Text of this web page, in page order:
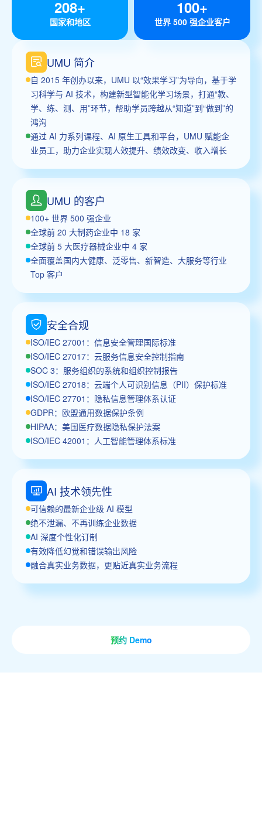
208+
国家和地区
100+
世界 500 强企业客户
UMU 简介
自 2015 年创办以来，UMU 以“效果学习”为导向，基于学
习科学与 AI 技术，构建新型智能化学习场景，打通“教、
学、练、测、用”环节，帮助学员跨越从“知道”到“做到”的
鸿沟
通过 AI 力系列课程、AI 原生工具和平台，UMU 赋能企
业员工，助力企业实现人效提升、绩效改变、收入增长
UMU 的客户
100+ 世界 500 强企业
全球前 20 大制药企业中 18 家
全球前 5 大医疗器械企业中 4 家
全面覆盖国内大健康、泛零售、新智造、大服务等行业
Top 客户
安全合规
ISO/IEC 27001：信息安全管理国际标准
ISO/IEC 27017：云服务信息安全控制指南
SOC 3：服务组织的系统和组织控制报告
ISO/IEC 27018：云端个人可识别信息（PII）保护标准
ISO/IEC 27701：隐私信息管理体系认证
GDPR：欧盟通用数据保护条例
HIPAA：美国医疗数据隐私保护法案
ISO/IEC 42001：人工智能管理体系标准
AI 技术领先性
可信赖的最新企业级 AI 模型
绝不泄漏、不再训练企业数据
AI 深度个性化订制
有效降低幻觉和错误输出风险
融合真实业务数据，更贴近真实业务流程
预约 Demo